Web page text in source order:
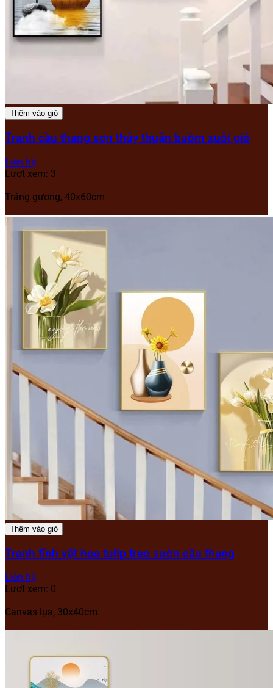
Thêm vào giỏ
Tranh cầu thang sơn thủy thuận buồm xuôi gió
Liên hệ
Lượt xem: 3
Tráng gương, 40x60cm
Thêm vào giỏ
Tranh tĩnh vật hoa tulip treo sườn cầu thang
Liên hệ
Lượt xem: 0
Canvas lụa, 30x40cm